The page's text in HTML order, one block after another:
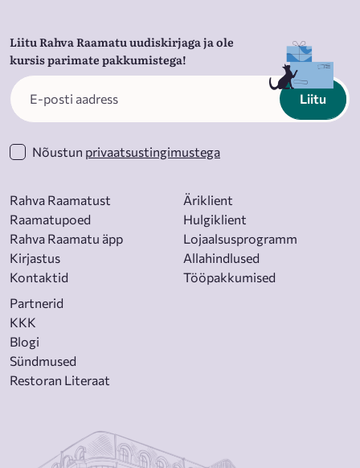
Liitu Rahva Raamatu uudiskirjaga ja ole
kursis parimate pakkumistega!
Liitu
Nõustun privaatsustingimustega
Rahva Raamatust
Raamatupoed
Rahva Raamatu äpp
Kirjastus
Kontaktid
Äriklient
Hulgiklient
Lojaalsusprogramm
Allahindlused
Tööpakkumised
Partnerid
KKK
Blogi
Sündmused
Restoran Literaat